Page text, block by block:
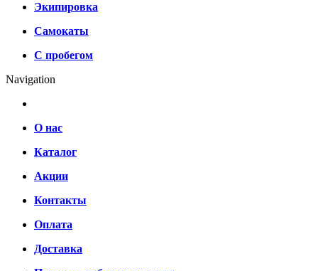
Экипировка
Самокаты
С пробегом
Navigation
О нас
Каталог
Акции
Контакты
Оплата
Доставка